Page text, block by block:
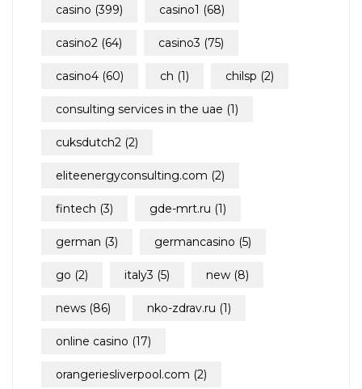
casino (399) casino1 (68)
casino2 (64) casino3 (75)
casino4 (60) ch (1) chilsp (2)
consulting services in the uae (1)
cuksdutch2 (2)
eliteenergyconsulting.com (2)
fintech (3) gde-mrt.ru (1)
german (3) germancasino (5)
go (2) italy3 (5) new (8)
news (86) nko-zdrav.ru (1)
online casino (17)
orangeriesliverpool.com (2)